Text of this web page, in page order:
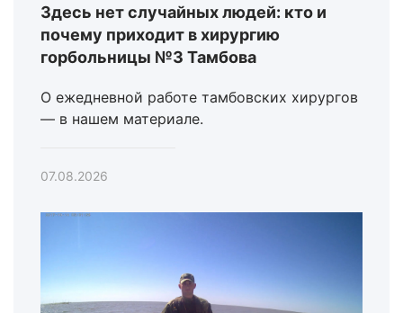
Здесь нет случайных людей: кто и
почему приходит в хирургию
горбольницы №3 Тамбова
О ежедневной работе тамбовских хирургов
— в нашем материале.
07.08.2026